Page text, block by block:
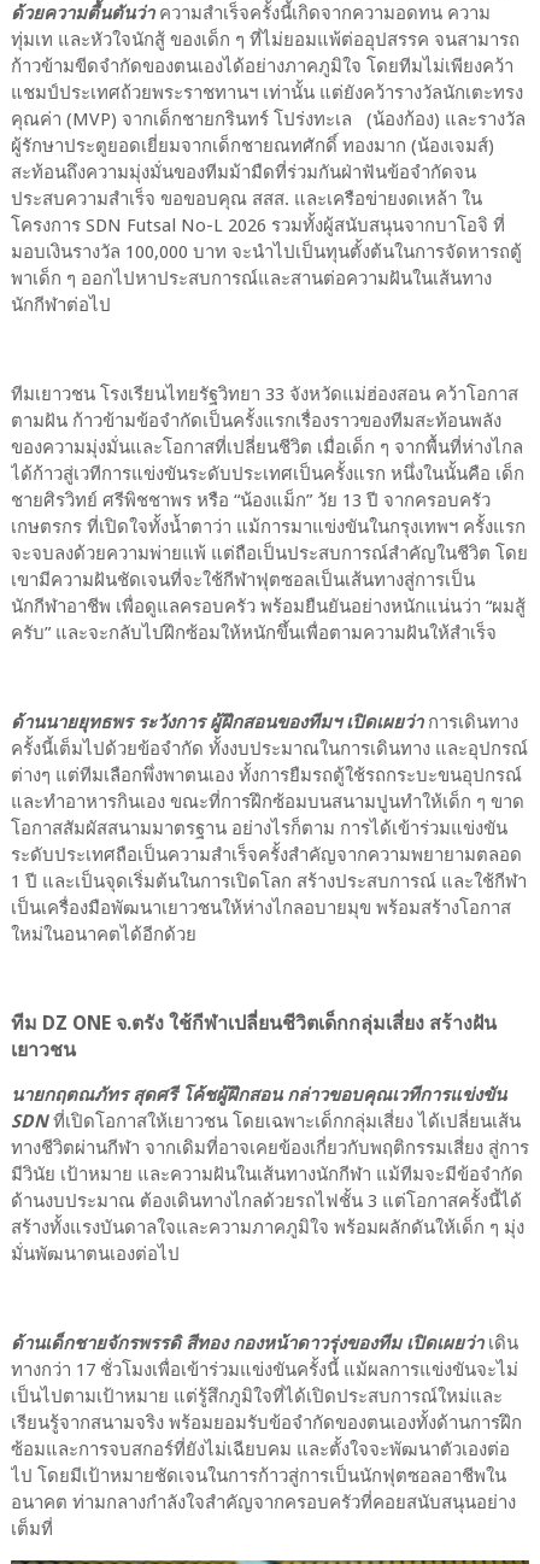
ด้วยความตื้นตันว่าความสำเร็จครั้งนี้เกิดจากความอดทน ความ
ทุ่มเท และหัวใจนักสู้ ของเด็ก ๆ ที่ไม่ยอมแพ้ต่ออุปสรรค จนสามารถ
ก้าวข้ามขีดจำกัดของตนเองได้อย่างภาคภูมิใจ โดยทีมไม่เพียงคว้า
แชมป์ประเทศถ้วยพระราชทานฯ เท่านั้น แต่ยังคว้ารางวัลนักเตะทรง
คุณค่า (MVP) จากเด็กชายกรินทร์ โปร่งทะเล (น้องก้อง) และรางวัล
ผู้รักษาประตูยอดเยี่ยมจากเด็กชายณทศักดิ์ ทองมาก (น้องเจมส์)
สะท้อนถึงความมุ่งมั่นของทีมม้ามืดที่ร่วมกันฝ่าฟันข้อจำกัดจน
ประสบความสำเร็จ ขอขอบคุณ สสส. และเครือข่ายงดเหล้า ใน
โครงการ SDN Futsal No-L 2026 รวมทั้งผู้สนับสนุนจากบาโอจิ ที่
มอบเงินรางวัล 100,000 บาท จะนำไปเป็นทุนตั้งต้นในการจัดหารถตู้
พาเด็ก ๆ ออกไปหาประสบการณ์และสานต่อความฝันในเส้นทาง
นักกีฬาต่อไป
ทีมเยาวชน โรงเรียนไทยรัฐวิทยา 33 จังหวัดแม่ฮ่องสอน คว้าโอกาส
ตามฝัน ก้าวข้ามข้อจำกัดเป็นครั้งแรกเรื่องราวของทีมสะท้อนพลัง
ของความมุ่งมั่นและโอกาสที่เปลี่ยนชีวิต เมื่อเด็ก ๆ จากพื้นที่ห่างไกล
ได้ก้าวสู่เวทีการแข่งขันระดับประเทศเป็นครั้งแรก หนึ่งในนั้นคือ เด็ก
ชายศิรวิทย์ ศรีพิชชาพร หรือ “น้องแม็ก” วัย 13 ปี จากครอบครัว
เกษตรกร ที่เปิดใจทั้งน้ำตาว่า แม้การมาแข่งขันในกรุงเทพฯ ครั้งแรก
จะจบลงด้วยความพ่ายแพ้ แต่ถือเป็นประสบการณ์สำคัญในชีวิต โดย
เขามีความฝันชัดเจนที่จะใช้กีฬาฟุตซอลเป็นเส้นทางสู่การเป็น
นักกีฬาอาชีพ เพื่อดูแลครอบครัว พร้อมยืนยันอย่างหนักแน่นว่า “ผมสู้
ครับ” และจะกลับไปฝึกซ้อมให้หนักขึ้นเพื่อตามความฝันให้สำเร็จ
ด้านนายยุทธพร ระวังการ ผู้ฝึกสอนของทีมฯ เปิดเผยว่า การเดินทาง
ครั้งนี้เต็มไปด้วยข้อจำกัด ทั้งงบประมาณในการเดินทาง และอุปกรณ์
ต่างๆ แต่ทีมเลือกพึ่งพาตนเอง ทั้งการยืมรถตู้ใช้รถกระบะขนอุปกรณ์
และทำอาหารกินเอง ขณะที่การฝึกซ้อมบนสนามปูนทำให้เด็ก ๆ ขาด
โอกาสสัมผัสสนามมาตรฐาน อย่างไรก็ตาม การได้เข้าร่วมแข่งขัน
ระดับประเทศถือเป็นความสำเร็จครั้งสำคัญจากความพยายามตลอด
1 ปี และเป็นจุดเริ่มต้นในการเปิดโลก สร้างประสบการณ์ และใช้กีฬา
เป็นเครื่องมือพัฒนาเยาวชนให้ห่างไกลอบายมุข พร้อมสร้างโอกาส
ใหม่ในอนาคตได้อีกด้วย
ทีม DZ ONE จ.ตรัง ใช้กีฬาเปลี่ยนชีวิตเด็กกลุ่มเสี่ยง สร้างฝัน
เยาวชน
นายกฤตณภัทร สุดศรี โค้ชผู้ฝึกสอน กล่าวขอบคุณเวทีการแข่งขัน
SDNที่เปิดโอกาสให้เยาวชน โดยเฉพาะเด็กกลุ่มเสี่ยง ได้เปลี่ยนเส้น
ทางชีวิตผ่านกีฬา จากเดิมที่อาจเคยข้องเกี่ยวกับพฤติกรรมเสี่ยง สู่การ
มีวินัย เป้าหมาย และความฝันในเส้นทางนักกีฬา แม้ทีมจะมีข้อจำกัด
ด้านงบประมาณ ต้องเดินทางไกลด้วยรถไฟชั้น 3 แต่โอกาสครั้งนี้ได้
สร้างทั้งแรงบันดาลใจและความภาคภูมิใจ พร้อมผลักดันให้เด็ก ๆ มุ่ง
มั่นพัฒนาตนเองต่อไป
ด้านเด็กชายจักรพรรดิ สีทอง กองหน้าดาวรุ่งของทีม เปิดเผยว่าเดิน
ทางกว่า 17 ชั่วโมงเพื่อเข้าร่วมแข่งขันครั้งนี้ แม้ผลการแข่งขันจะไม่
เป็นไปตามเป้าหมาย แต่รู้สึกภูมิใจที่ได้เปิดประสบการณ์ใหม่และ
เรียนรู้จากสนามจริง พร้อมยอมรับข้อจำกัดของตนเองทั้งด้านการฝึก
ซ้อมและการจบสกอร์ที่ยังไม่เฉียบคม และตั้งใจจะพัฒนาตัวเองต่อ
ไป โดยมีเป้าหมายชัดเจนในการก้าวสู่การเป็นนักฟุตซอลอาชีพใน
อนาคต ท่ามกลางกำลังใจสำคัญจากครอบครัวที่คอยสนับสนุนอย่าง
เต็มที่